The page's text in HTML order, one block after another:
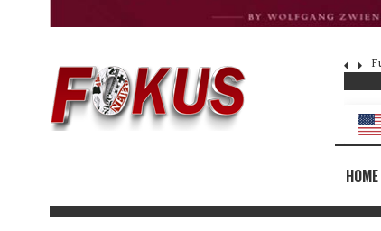
reklamom, ne novcem (VIDEO)
HOME